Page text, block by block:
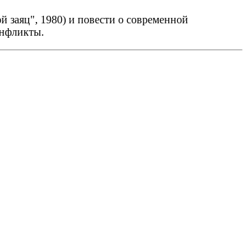
1980) и повести о современной